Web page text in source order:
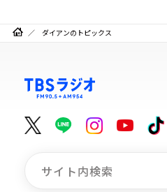
ダイアンのトピックス